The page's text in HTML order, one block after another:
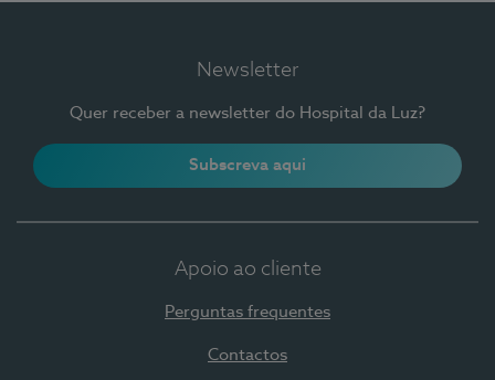
Newsletter
Quer receber a newsletter do Hospital da Luz?
Subscreva aqui
Apoio ao cliente
Perguntas frequentes
Contactos